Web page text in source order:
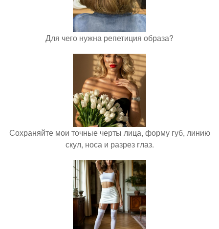
Для чего нужна репетиция образа?
Сохраняйте мои точные черты лица, форму губ, линию
скул, носа и разрез глаз.